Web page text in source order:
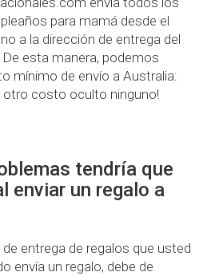
para mamá desde el
a la dirección de entrega del
esta manera, podemos
mínimo de envío a Australia:
otro costo oculto ninguno!
tendría que
enviar un regalo a
entrega de regalos que usted
envía un regalo, debe de